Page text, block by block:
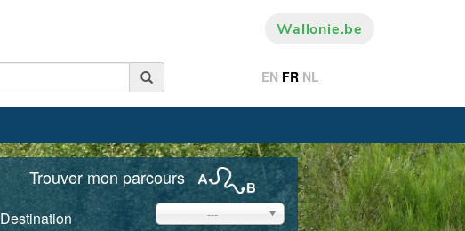
Wallonie.be
EN FR NL
Trouver mon parcours
Destination ---